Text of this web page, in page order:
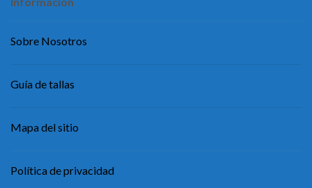
Sobre Nosotros
Guía de tallas
Mapa del sitio
Política de privacidad